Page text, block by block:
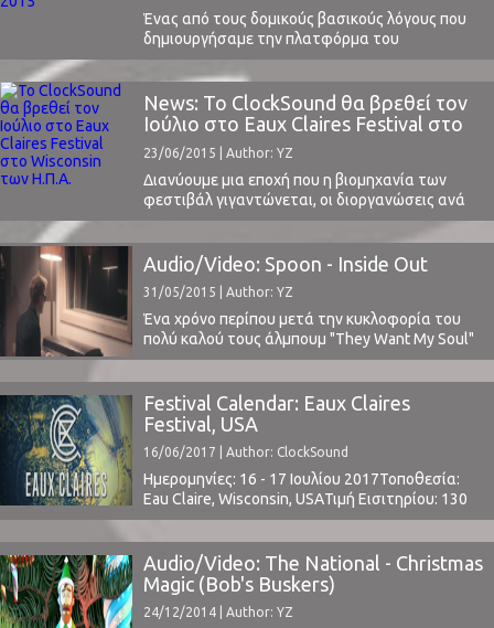
Ένας από τους δομικούς βασικούς λόγους που
δημιουργήσαμε την πλατφόρμα του
ClockSound ήταν για να μπορέσουμε να
επικοινωνήσουμε μέσω αυτής όλη τη
φιλοσοφία του Live Experience που αποτελεί
και την πεμπτουσία της μουσικής.Δυστυχώς
δεν έχουμε εύκολα την ευκαιρία να
υποδεχόμαστε ...
News: Το ClockSound θα βρεθεί τον
Ιούλιο στο Eaux Claires Festival στο
Wisconsin των Η.Π.Α.
23/06/2015 | Author: YZ
Διανύουμε μια εποχή που η βιομηχανία των
φεστιβάλ γιγαντώνεται, οι διοργανώσεις ανά
τον κόσμο "φυτρώνουν" σα μανιτάρια, οι
καλλιτέχνες - και δικαιολογημένα - τα
χρειάζονται για οικονομικούς λόγους.
Αποτέλεσμα είναι το "κυνήγι" των πιο
δημοφιλών ονομάτων να μεγιστοποιεί τον
ανταγωνισμό μεταξύ τους κάθε χρονιά και
ειδικά για τα headlining slots. ...
Audio/Video: Spoon - Inside Out
31/05/2015 | Author: YZ
Ένα χρόνο περίπου μετά την κυκλοφορία του
πολύ καλού τους άλμπουμ "They Want My Soul"
(η κριτική μας εδώ), οι Spoon κυκλοφόρησαν το
βίντεο του Inside Out. Η ξεχωριστή φωνή
του Britt Daniel και το slow motion σκηνικό
δημιουργούν το κατάλληλο κλίμα για να δείτε
το βίντεο παρακάτω: ⁪ Παράλληλα, αξίζει να
ακούσετε την ...
Festival Calendar: Eaux Claires
Festival, USA
16/06/2017 | Author: ClockSound
Ημερομηνίες: 16 - 17 Ιουλίου 2017Τοποθεσία:
Eau Claire, Wisconsin, USAΤιμή Εισιτηρίου: 130
$Χωρητικότητα: 25.000Το Line Up
περιλαμβάνει: t.b.a.eauxclaires.com
Audio/Video: The National - Christmas
Magic (Bob's Buskers)
24/12/2014 | Author: YZ